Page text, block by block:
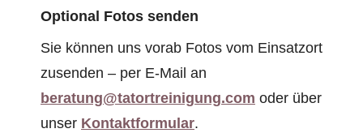
Optional Fotos senden
Sie können uns vorab Fotos vom Einsatzort
zusenden – per E-Mail an
beratung@tatortreinigung.com oder über
unser Kontaktformular.